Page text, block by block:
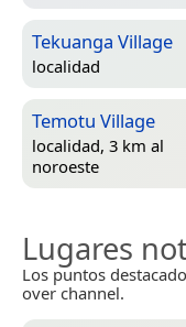
Tekuanga Village
localidad
Temotu Village
localidad, 3 km al
noroeste
Lugares
Los puntos
over channel.